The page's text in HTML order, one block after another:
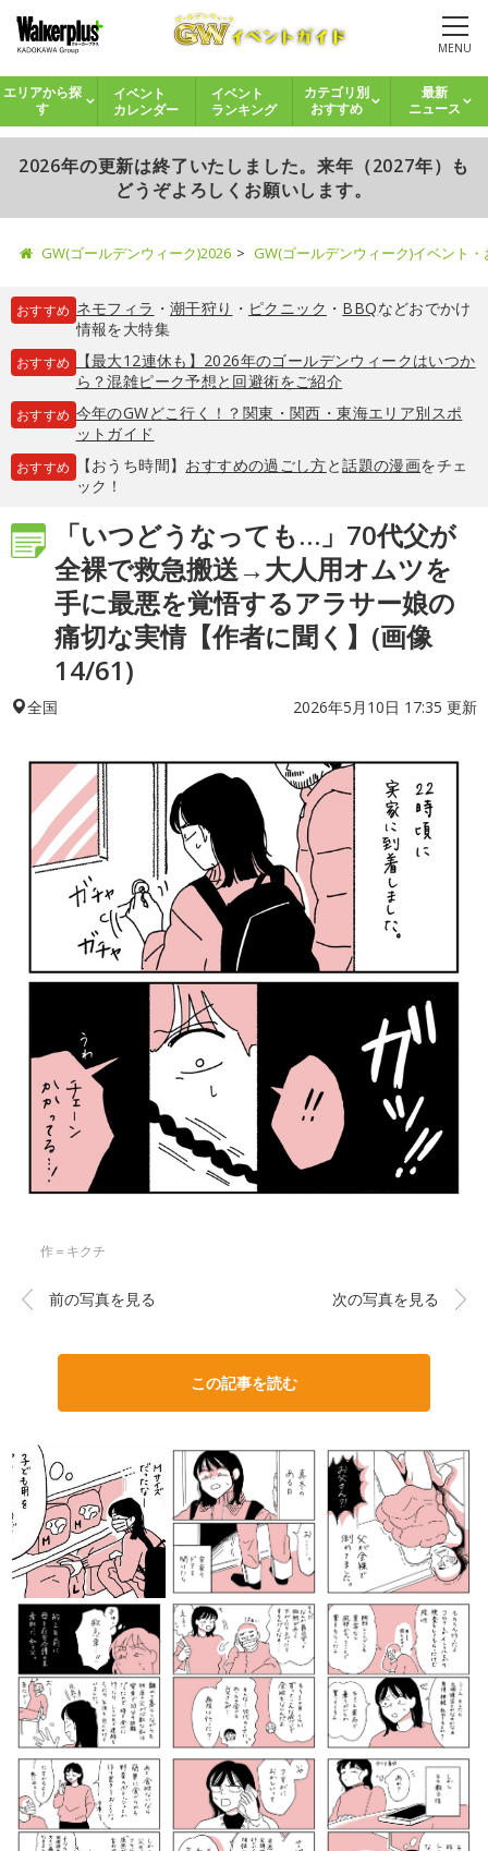
MENU
エリアから探
す
イベント
カレンダー
イベント
ランキング
カテゴリ別
おすすめ
最新
ニュース
2026年の更新は終了いたしました。来年（2027年）も
どうぞよろしくお願いします。
GW(ゴールデンウィーク)2026 GW(ゴールデンウィーク)イベント
おすすめ ネモフィラ ・ 潮干狩り ・ ピクニック ・ BBQなどおでかけ
情報を大特集
おすすめ
【最大12連休も】2026年のゴールデンウィークはいつか
ら？混雑ピーク予想と回避術をご紹介
おすすめ 今年のGWどこ行く！？関東・関西・東海エリア別スポ
ットガイド
おすすめ 【おうち時間】 おすすめの過ごし方と話題の漫画をチェ
ック！
「いつどうなっても…」70代父が
全裸で救急搬送→大人用オムツを
手に最悪を覚悟するアラサー娘の
痛切な実情【作者に聞く】(画像
14/61)
全国 2026年5月10日 17:35 更新
作＝キクチ
前の写真を見る 次の写真を見る
この記事を読む